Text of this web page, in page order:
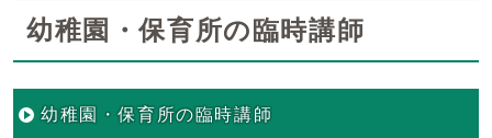
幼稚園・保育所の臨時講師
幼稚園・保育所の臨時講師